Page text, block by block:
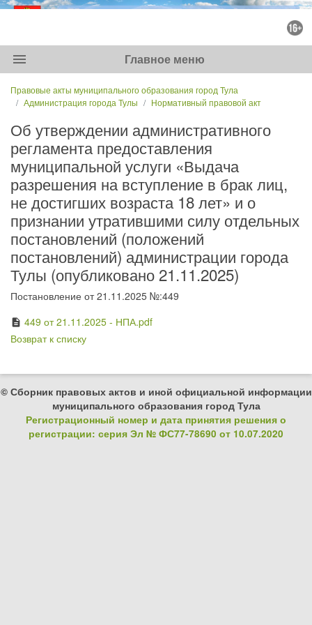
menu Главное меню
Правовые акты муниципального образования город Тула
Администрация города Тулы
Нормативный правовой акт
Об утверждении административного
регламента предоставления
муниципальной услуги «Выдача
разрешения на вступление в брак лиц,
не достигших возраста 18 лет» и о
признании утратившими силу отдельных
постановлений (положений
постановлений) администрации города
Тулы (опубликовано 21.11.2025)
Постановление от 21.11.2025 №:449
description 449 от 21.11.2025 - НПА.pdf
Возврат к списку
© Сборник правовых актов и иной официальной информации
муниципального образования город Тула
Регистрационный номер и дата принятия решения о
регистрации: серия Эл № ФС77-78690 от 10.07.2020